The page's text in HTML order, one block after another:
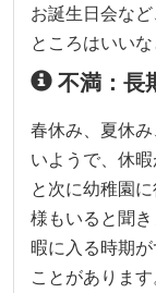
お誕生日会な
ところはいいな
不満：長
春休み、夏休
いようで、休
と次に幼稚園
様もいると聞
暇に入る時期
ことがありま